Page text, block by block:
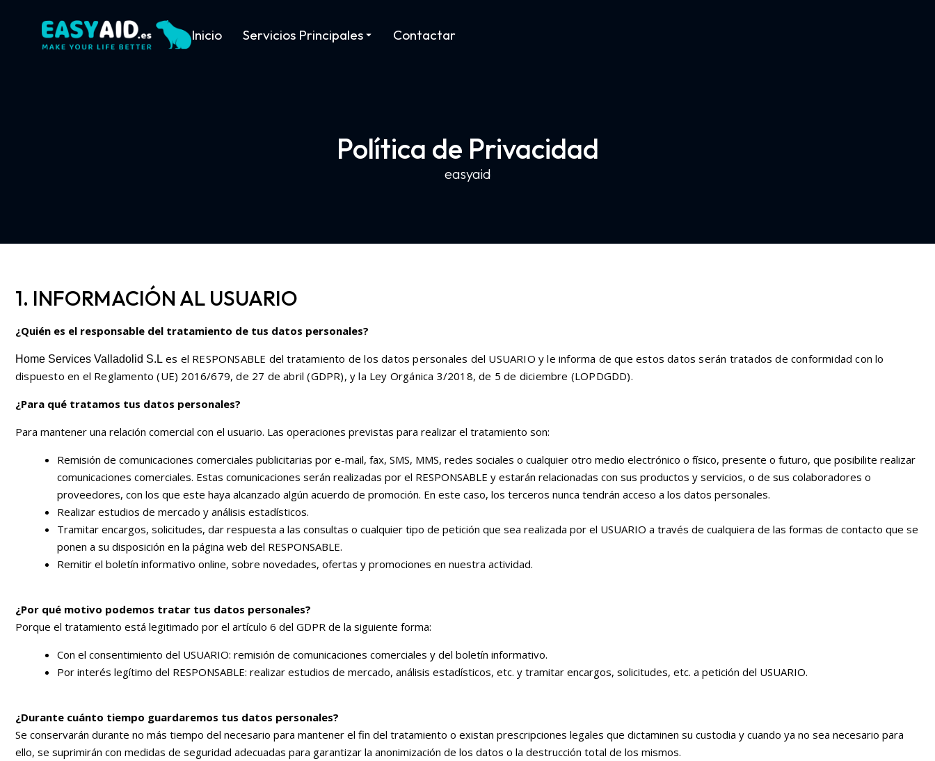
Inicio Servicios Principales Contactar
Política de Privacidad
easyaid
1. INFORMACIÓN AL USUARIO
¿Quién es el responsable del tratamiento de tus datos personales?
Home Services Valladolid S.L es el RESPONSABLE del tratamiento de los datos personales del USUARIO y le informa de que estos datos serán tratados de conformidad con lo
dispuesto en el Reglamento (UE) 2016/679, de 27 de abril (GDPR), y la Ley Orgánica 3/2018, de 5 de diciembre (LOPDGDD).
¿Para qué tratamos tus datos personales?
Para mantener una relación comercial con el usuario. Las operaciones previstas para realizar el tratamiento son:
Remisión de comunicaciones comerciales publicitarias por e-mail, fax, SMS, MMS, redes sociales o cualquier otro medio electrónico o físico, presente o futuro, que posibilite realizar
comunicaciones comerciales. Estas comunicaciones serán realizadas por el RESPONSABLE y estarán relacionadas con sus productos y servicios, o de sus colaboradores o
proveedores, con los que este haya alcanzado algún acuerdo de promoción. En este caso, los terceros nunca tendrán acceso a los datos personales.
Realizar estudios de mercado y análisis estadísticos.
Tramitar encargos, solicitudes, dar respuesta a las consultas o cualquier tipo de petición que sea realizada por el USUARIO a través de cualquiera de las formas de contacto que se
ponen a su disposición en la página web del RESPONSABLE.
Remitir el boletín informativo online, sobre novedades, ofertas y promociones en nuestra actividad.
¿Por qué motivo podemos tratar tus datos personales?
Porque el tratamiento está legitimado por el artículo 6 del GDPR de la siguiente forma:
Con el consentimiento del USUARIO: remisión de comunicaciones comerciales y del boletín informativo.
Por interés legítimo del RESPONSABLE: realizar estudios de mercado, análisis estadísticos, etc. y tramitar encargos, solicitudes, etc. a petición del USUARIO.
¿Durante cuánto tiempo guardaremos tus datos personales?
Se conservarán durante no más tiempo del necesario para mantener el fin del tratamiento o existan prescripciones legales que dictaminen su custodia y cuando ya no sea necesario para
ello, se suprimirán con medidas de seguridad adecuadas para garantizar la anonimización de los datos o la destrucción total de los mismos.